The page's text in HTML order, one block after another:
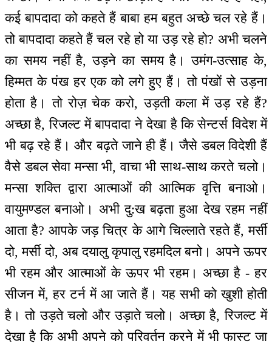
कई बापदादा को कहते हैं बाबा हम बहुत अच्छे चल रहे हैं।
तो बापदादा कहते हैं चल रहे हो या उड़ रहे हो? अभी चलने
का समय नहीं है, उड़ने का समय है। उमंग-उत्साह के,
हिम्मत के पंख हर एक को लगे हुए हैं। तो पंखों से उड़ना
होता है। तो रोज़ चेक करो, उड़ती कला में उड़ रहे हैं?
अच्छा है, रिजल्ट में बापदादा ने देखा है कि सेन्टर्स विदेश में
भी बढ़ रहे हैं। और बढ़ते जाने ही हैं। जैसे डबल विदेशी हैं
वैसे डबल सेवा मन्सा भी, वाचा भी साथ-साथ करते चलो।
मन्सा शक्ति द्वारा आत्माओं की आत्मिक वृत्ति बनाओ।
वायुमण्डल बनाओ। अभी दु:ख बढ़ता हुआ देख रहम नहीं
आता है? आपके जड़ चित्र के आगे चिल्लाते रहते हैं, मर्सी
दो, मर्सी दो, अब दयालु कृपालु रहमदिल बनो। अपने ऊपर
भी रहम और आत्माओं के ऊपर भी रहम। अच्छा है - हर
सीजन में, हर टर्न में आ जाते हैं। यह सभी को खुशी होती
है। तो उड़ते चलो और उड़ाते चलो। अच्छा है, रिजल्ट में
देखा है कि अभी अपने को परिवर्तन करने में भी फास्ट जा